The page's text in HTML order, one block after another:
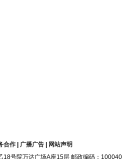
合作| 广播广告|
网站声明
18号院万达广场A座15层 邮政编码：100040